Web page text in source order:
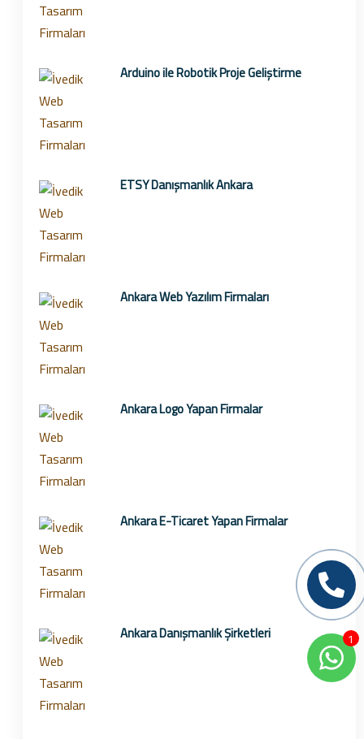
Arduino ile Robotik Proje Geliştirme
ETSY Danışmanlık Ankara
Ankara Web Yazılım Firmaları
Ankara Logo Yapan Firmalar
Ankara E-Ticaret Yapan Firmalar
Ankara Danışmanlık Şirketleri 1